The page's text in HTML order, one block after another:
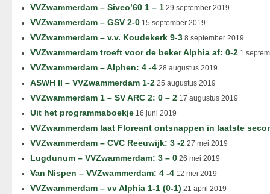
VVZwammerdam – Siveo’60 1 – 1 29 september 2019
VVZwammerdam – GSV 2-0 15 september 2019
VVZwammerdam – v.v. Koudekerk 9-3 8 september 2019
VVZwammerdam troeft voor de beker Alphia af: 0-2 1
VVZwammerdam – Alphen: 4 -4 28 augustus 2019
ASWH II – VVZwammerdam 1-2 25 augustus 2019
VVZwammerdam 1 – SV ARC 2: 0 – 2 17 augustus 2019
Uit het programmaboekje 16 juni 2019
VVZwammerdam laat Floreant ontsnappen in laatste
VVZwammerdam – CVC Reeuwijk: 3 -2 27 mei 2019
Lugdunum – VVZwammerdam: 3 – 0 26 mei 2019
Van Nispen – VVZwammerdam: 4 -4 12 mei 2019
VVZwammerdam – vv Alphia 1-1 (0-1) 21 april 2019